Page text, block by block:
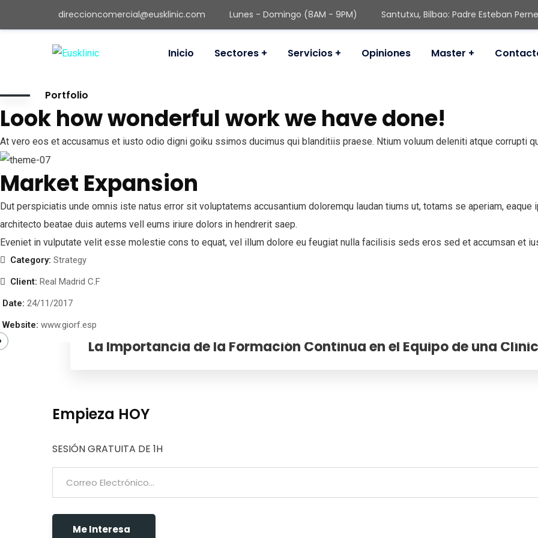
direccioncomercial@eusklinic.com Lunes - Domingo (8AM - 9PM) Santutxu, Bilbao: Padre Esteban
Inicio Sectores Servicios Opiniones Master
Portfolio
Look how wonderful work we have done!
At vero eos et accusamus et iusto odio digni goiku ssimos ducimus qui blanditiis praese. Ntium voluum deleniti atque corrupti
Market Expansion
Dut perspiciatis unde omnis iste natus error sit voluptatems accusantium doloremqu laudan tiums ut, totams se aperiam,
architecto beatae duis autems vell eums iriure dolors in hendrerit saep.
Eveniet in vulputate velit esse molestie cons to equat, vel illum dolore eu feugiat nulla facilisis seds eros sed et accumsan et
Category: Strategy
Client: Real Madrid C.F
Date: 24/11/2017
Website: www.giorf.esp
Oficinas en Madrid & Bilbao. Trabajamos en toda España.
679 888 124
Horario:
Fuera de Horario: Con Cita Previa
Consultoría DentalEusklinic
Factura Electrónica
Diseño web:
Eusklinic
13/12/2024
La Importancia de la Formación Continua en el Equipo de una
Empieza HOY
SESIÓN GRATUITA DE 1H
Me Interesa